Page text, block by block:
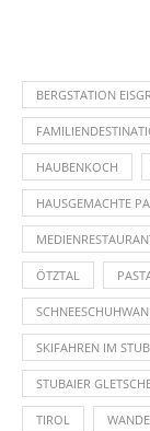
BERGSTATION
HAUBENKOCH
HAUSGEMACHTE
ÖTZTAL
SKIFAHREN IM
STUBAIER
TIROL